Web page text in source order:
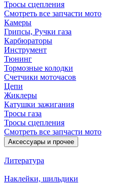
Тросы сцепления
Смотреть все запчасти мото
Камеры
Грипсы, Ручки газа
Карбюраторы
Инструмент
Тюнинг
Тормозные колодки
Счетчики моточасов
Цепи
Жиклеры
Катушки зажигания
Тросы газа
Тросы сцепления
Смотреть все запчасти мото
Аксессуары и прочее
Литература
Наклейки, шильдики